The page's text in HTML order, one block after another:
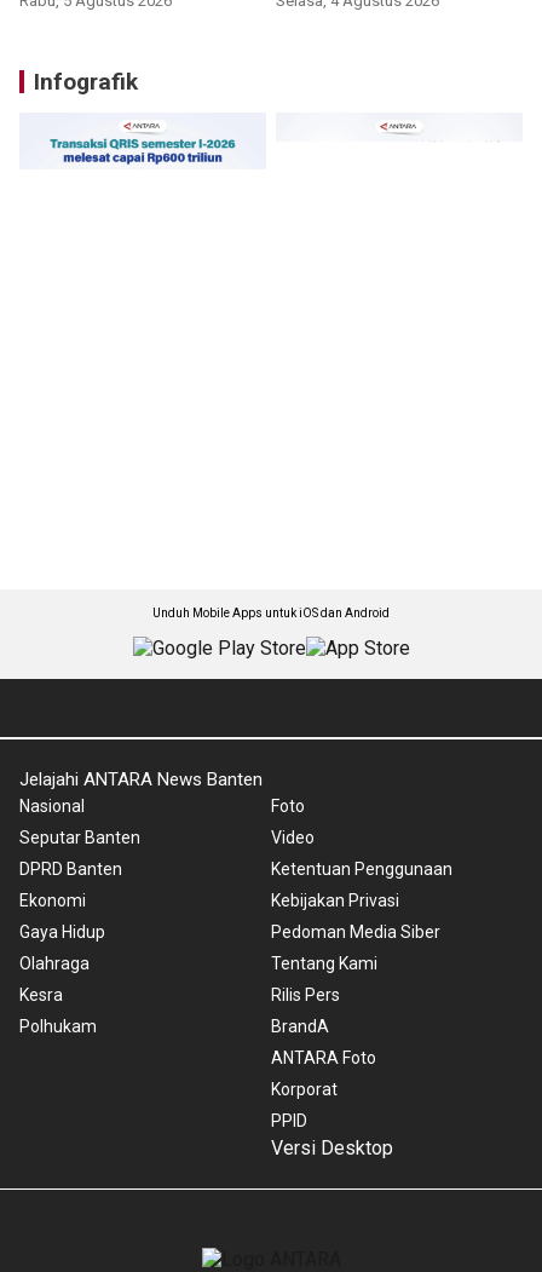
Infografik
Unduh Mobile Apps untuk iOS dan Android
Jelajahi ANTARA News Banten
Nasional
Seputar Banten
DPRD Banten
Ekonomi
Gaya Hidup
Olahraga
Kesra
Polhukam
Foto
Video
Ketentuan Penggunaan
Kebijakan Privasi
Pedoman Media Siber
Tentang Kami
Rilis Pers
BrandA
ANTARA Foto
Korporat
PPID
Versi Desktop